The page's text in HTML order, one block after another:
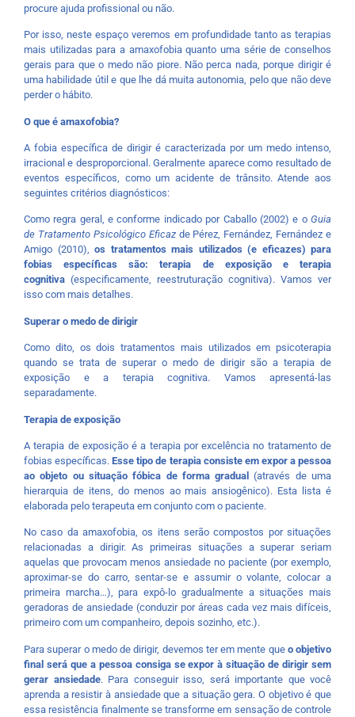
procure ajuda profissional ou não.
Por isso, neste espaço veremos em profundidade tanto as terapias
mais utilizadas para a amaxofobia quanto uma série de conselhos
gerais para que o medo não piore. Não perca nada, porque dirigir é
uma habilidade útil e que lhe dá muita autonomia, pelo que não deve
perder o hábito.
O que é amaxofobia?
A fobia específica de dirigir é caracterizada por um medo intenso,
irracional e desproporcional. Geralmente aparece como resultado de
eventos específicos, como um acidente de trânsito. Atende aos
seguintes critérios diagnósticos:
Como regra geral, e conforme indicado por Caballo (2002) e o Guia
de Tratamento Psicológico Eficazde Pérez, Fernández, Fernández e
Amigo (2010), os tratamentos mais utilizados (e eficazes) para
fobias específicas são: terapia de exposição e terapia
cognitiva (especificamente, reestruturação cognitiva). Vamos ver
isso com mais detalhes.
Superar o medo de dirigir
Como dito, os dois tratamentos mais utilizados em psicoterapia
quando se trata de superar o medo de dirigir são a terapia de
exposição e a terapia cognitiva. Vamos apresentá-las
separadamente.
Terapia de exposição
A terapia de exposição é a terapia por excelência no tratamento de
fobias específicas.Esse tipo de terapia consiste em expor a pessoa
ao objeto ou situação fóbica de forma gradual (através de uma
hierarquia de itens, do menos ao mais ansiogênico). Esta lista é
elaborada pelo terapeuta em conjunto com o paciente.
No caso da amaxofobia, os itens serão compostos por situações
relacionadas a dirigir. As primeiras situações a superar seriam
aquelas que provocam menos ansiedade no paciente (por exemplo,
aproximar-se do carro, sentar-se e assumir o volante, colocar a
primeira marcha…), para expô-lo gradualmente a situações mais
geradoras de ansiedade (conduzir por áreas cada vez mais difíceis,
primeiro com um companheiro, depois sozinho, etc.).
Para superar o medo de dirigir, devemos ter em mente que o objetivo
final será que a pessoa consiga se expor à situação de dirigir sem
gerar ansiedade. Para conseguir isso, será importante que você
aprenda a resistir à ansiedade que a situação gera. O objetivo é que
essa resistência finalmente se transforme em sensação de controle